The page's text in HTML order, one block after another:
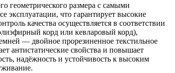
геометрического размера с самыми
эксплуатации, что гарантирует высокие
качества осуществляется в соответствии
корд или кевларовый корд),
— двойное прорезиненное текстильное
антистатические свойства и повышает
надёжность и устойчивость к высоким